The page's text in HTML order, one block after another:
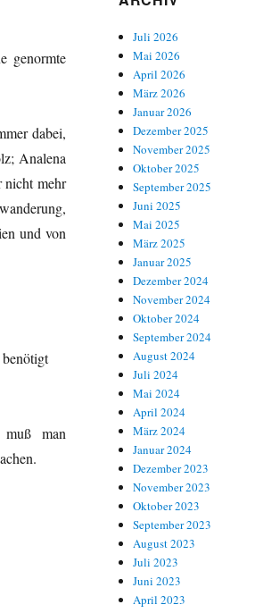
genormte
dabei,
Analena
nichtmehr
und von
muß man
Juli 2026
Mai 2026
April 2026
März 2026
Januar 2026
Dezember 2025
November 2025
Oktober 2025
September 2025
Juni 2025
Mai 2025
März 2025
Januar 2025
Dezember 2024
November 2024
Oktober 2024
September 2024
August 2024
Juli 2024
Mai 2024
April 2024
März 2024
Januar 2024
Dezember 2023
November 2023
Oktober 2023
September 2023
August 2023
Juli 2023
Juni 2023
April 2023